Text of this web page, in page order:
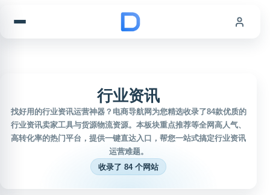
行业资讯
找好用的行业资讯运营神器？电商导航网为您精选收录了84款优质的
行业资讯卖家工具与货源物流资源。本板块重点推荐等全网高人气、
高转化率的热门平台，提供一键直达入口，帮您一站式搞定行业资讯
运营难题。
收录了 84 个网站